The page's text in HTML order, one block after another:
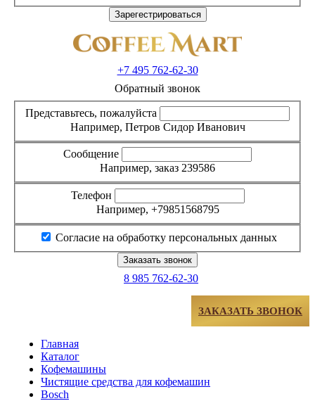
+7 495762-62-30
Обратный звонок
Представьтесь, пожалуйста
Например, Петров Сидор Иванович
Сообщение
Например, заказ 239586
Телефон
Например, +79851568795
Согласие на обработку персональных данных
8 985 762-62-30
ЗАКАЗАТЬ ЗВОНОК
Главная
Каталог
Кофемашины
Чистящие средства для кофемашин
Bosch